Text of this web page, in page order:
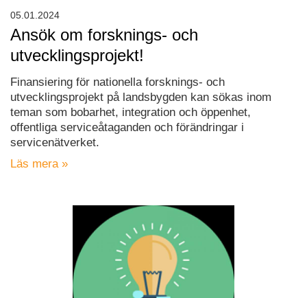
Ansök om forsknings- och
utvecklingsprojekt!
Finansiering för nationella forsknings- och
utvecklingsprojekt på landsbygden kan sökas inom
teman som bobarhet, integration och öppenhet,
offentliga serviceåtaganden och förändringar i
servicenätverket.
Läs mera »
05.01.2024